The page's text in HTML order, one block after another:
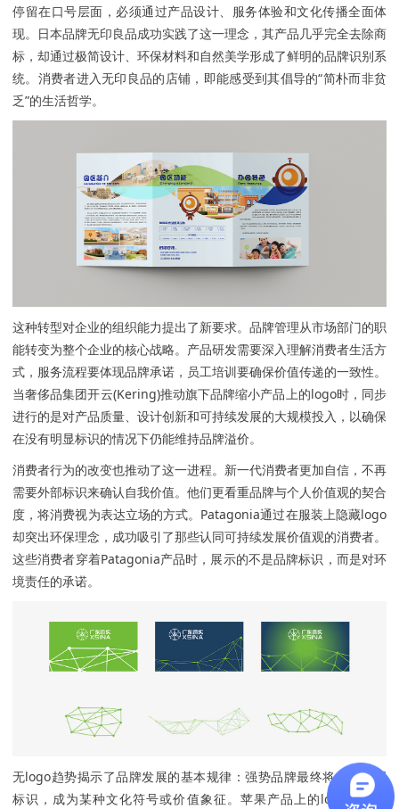
停留在口号层面，必须通过产品设计、服务体验和文化传播全面体
现。日本品牌无印良品成功实践了这一理念，其产品几乎完全去除商
标，却通过极简设计、环保材料和自然美学形成了鲜明的品牌识别系
统。消费者进入无印良品的店铺，即能感受到其倡导的“简朴而非贫
乏”的生活哲学。
这种转型对企业的组织能力提出了新要求。品牌管理从市场部门的职
能转变为整个企业的核心战略。产品研发需要深入理解消费者生活方
式，服务流程要体现品牌承诺，员工培训要确保价值传递的一致性。
当奢侈品集团开云(Kering)推动旗下品牌缩小产品上的logo时，同步
进行的是对产品质量、设计创新和可持续发展的大规模投入，以确保
在没有明显标识的情况下仍能维持品牌溢价。
消费者行为的改变也推动了这一进程。新一代消费者更加自信，不再
需要外部标识来确认自我价值。他们更看重品牌与个人价值观的契合
度，将消费视为表达立场的方式。Patagonia通过在服装上隐藏logo
却突出环保理念，成功吸引了那些认同可持续发展价值观的消费者。
这些消费者穿着Patagonia产品时，展示的不是品牌标识，而是对环
境责任的承诺。
无logo趋势揭示了品牌发展的基本规律：强势品牌最终将超越物理
标识，成为某种文化符号或价值象征。苹果产品上的logo越来越